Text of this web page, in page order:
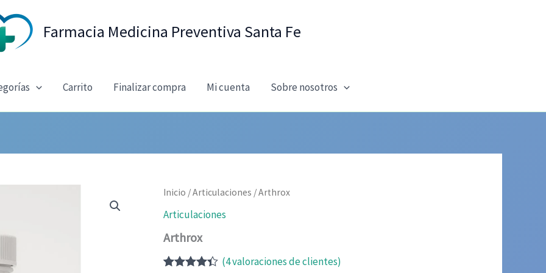
Farmacia Medicina Preventiva Santa Fe
Carrito Finalizar compra Mi cuenta Sobre nosotros
Inicio /Articulaciones / Arthrox
Articulaciones
Arthrox
(4valoraciones de clientes)